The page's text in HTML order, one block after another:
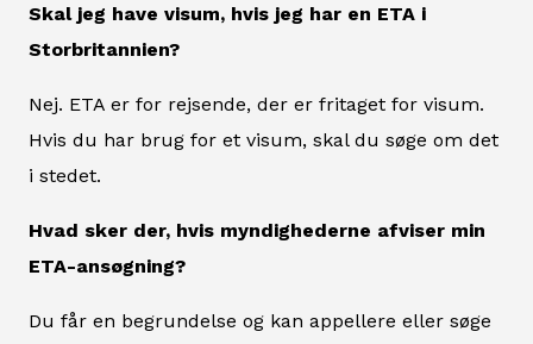
Skal jeg have visum, hvis jeg har en ETA i
Storbritannien?
Nej. ETA er for rejsende, der er fritaget for visum.
Hvis du har brug for et visum, skal du søge om det
i stedet.
Hvad sker der, hvis myndighederne afviser min
ETA-ansøgning?
Du får en begrundelse og kan appellere eller søge